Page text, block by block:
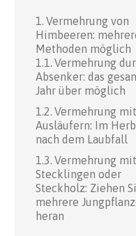
Vermehrung von
Himbeeren:
Methoden möglich
Vermehrung
Absenker: das
Jahr über möglich
Vermehrung mit
Ausläufern: Im
nach dem Laubfall
Vermehrung mit
Stecklingen oder
Steckholz: Ziehen
mehrere
heran